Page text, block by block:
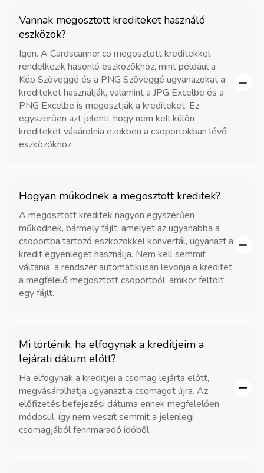
Vannak megosztott krediteket használó
eszközök?
Igen. A Cardscanner.co megosztott kreditekkel
rendelkezik hasonló eszközökhöz, mint például a
Kép Szöveggé és a PNG Szöveggé ugyanazokat a
krediteket használják, valamint a JPG Excelbe és a
PNG Excelbe is megosztják a krediteket. Ez
egyszerűen azt jelenti, hogy nem kell külön
krediteket vásárolnia ezekben a csoportokban lévő
eszközökhöz.
Hogyan működnek a megosztott kreditek?
A megosztott kreditek nagyon egyszerűen
működnek, bármely fájlt, amelyet az ugyanabba a
csoportba tartozó eszközökkel konvertál, ugyanazt a
kredit egyenleget használja. Nem kell semmit
váltania, a rendszer automatikusan levonja a kreditet
a megfelelő megosztott csoportból, amikor feltölt
egy fájlt.
Mi történik, ha elfogynak a kreditjeim a
lejárati dátum előtt?
Ha elfogynak a kreditjei a csomag lejárta előtt,
megvásárolhatja ugyanazt a csomagot újra. Az
előfizetés befejezési dátuma ennek megfelelően
módosul, így nem veszít semmit a jelenlegi
csomagjából fennmaradó időből.